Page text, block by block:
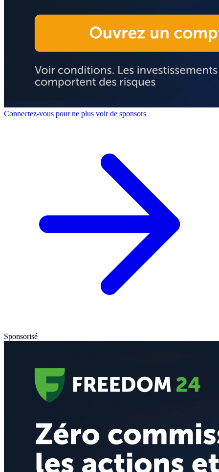
Connectez-vous pour ne plus voir de sponsors
Sponsorisé